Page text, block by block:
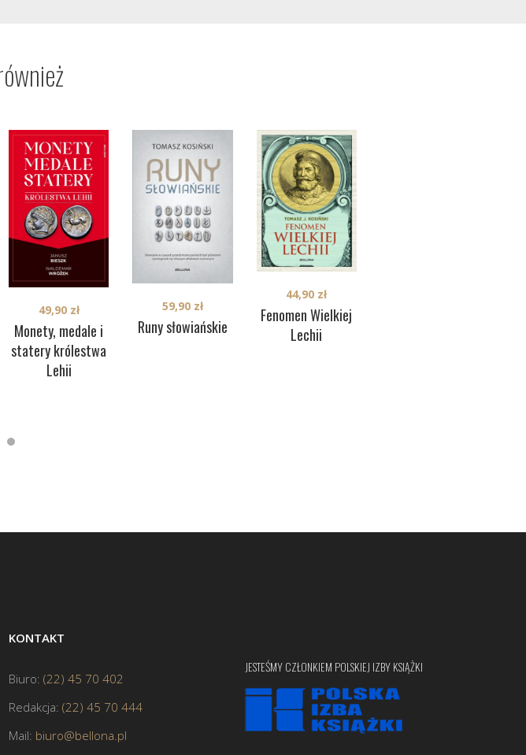
Monety, medale i
statery królestwa
Lehii
49,90 zł
Runy słowiańskie
59,90 zł
Fenomen Wielkiej
Lechii
44,90 zł
KONTAKT
Biuro: (22) 45 70 402
Redakcja: (22) 45 70 444
Mail: biuro@bellona.pl
JESTEŚMY CZŁONKIEM POLSKIEJ IZBY KSIĄŻKI